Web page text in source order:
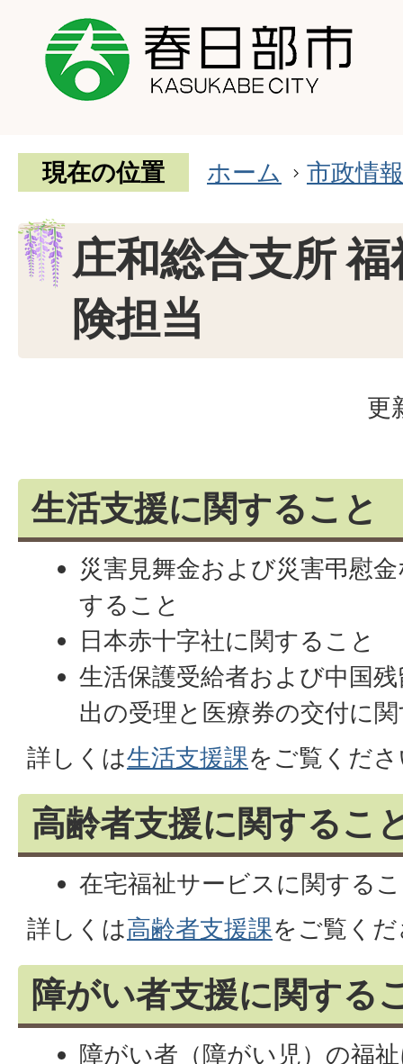
現在の位置 ホーム 市政情報
庄和総合支所
険担当
更
生活支援に関すること
災害見舞金および災害弔慰
すること
日本赤十字社に関すること
生活保護受給者および中国
出の受理と医療券の交付に
詳しくは生活支援課をご覧くだ
高齢者支援に関するこ
在宅福祉サービスに関する
詳しくは高齢者支援課をご覧く
障がい者支援に関する
障がい者（障がい児）の福